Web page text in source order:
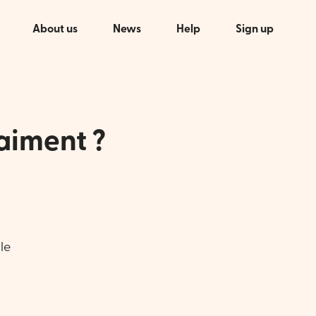
About us News Help Sign up
?